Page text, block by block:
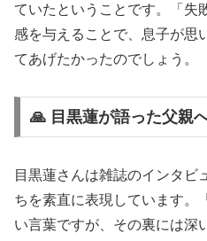
ていたということです。「失
感を与えることで、息子が思
てあげたかったのでしょう。
🙏 目黒蓮が語った父親
目黒蓮さんは雑誌のインタビ
ちを素直に表現しています。
い言葉ですが、その裏には深